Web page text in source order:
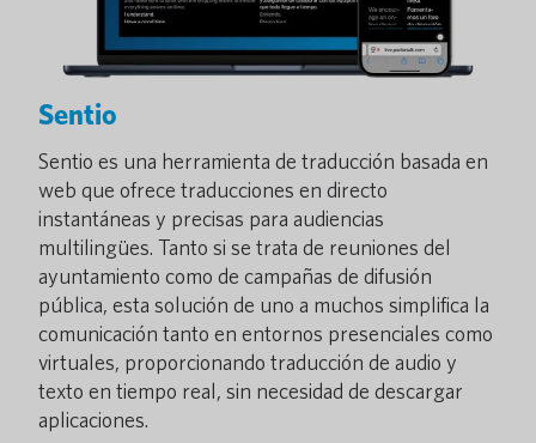
Sentio
Sentio es una herramienta de traducción basada en
web que ofrece traducciones en directo
instantáneas y precisas para audiencias
multilingües. Tanto si se trata de reuniones del
ayuntamiento como de campañas de difusión
pública, esta solución de uno a muchos simplifica la
comunicación tanto en entornos presenciales como
virtuales, proporcionando traducción de audio y
texto en tiempo real, sin necesidad de descargar
aplicaciones.